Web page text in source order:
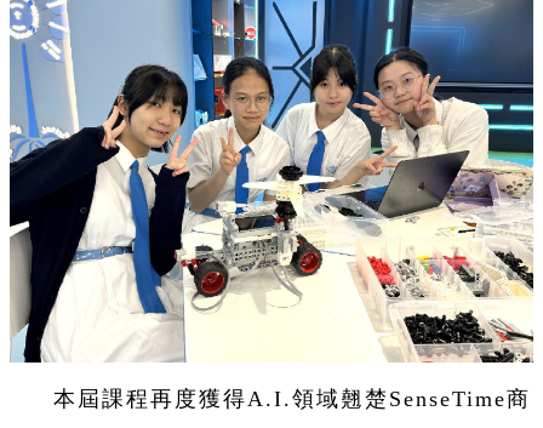
本屆課程再度獲得A.I.領域翹楚SenseTime商